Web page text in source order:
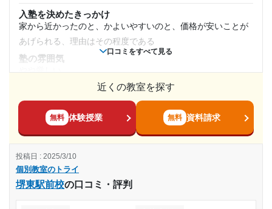
塾周辺の環境
駅前なので人どおりが多くて通うには問題ないです。騒音も
気にならず落ち着いて取り組めました。
授業以外のサポート
(相談・面談、家庭学習のサポート、授業以外のコミュニケーション等)
に関する相談。苦手科目の克服のためのサポート。受験勉強
やノウハウのサポートもありました。
利用詳細
通塾期間
2022年9月〜通塾中 (投稿日時点)
口コミをすべて見る
入塾を決めたきっかけ
家から近かったのと、かよいやすいのと、価格が安いことが
あげられる、理由はその程度である
塾の雰囲気
料金体系も至って普通であり、内容とつりあうコストパフォ
ーマンスの良い料金だと思われた
コース・カリキュラム
ーマンスもよく、悪い点はないと思われる
講師の教え方
ごく一般的な指導方法であり、そこには蚊もなく不可もなく
近くの教室を探す
無料 体験授業 無料 資料請求
個別教室のトライ
堺東駅前校の口コミ・評判
投稿日 : 2025/3/10